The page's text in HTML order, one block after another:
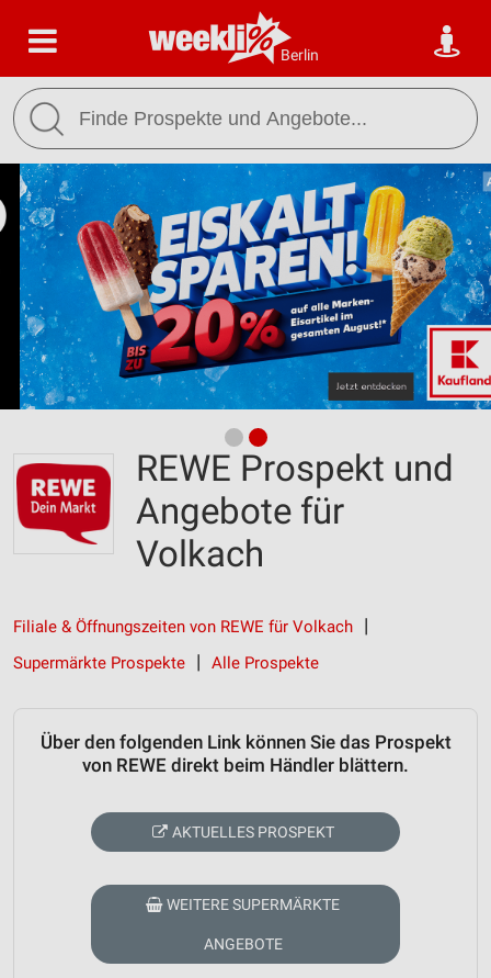
Berlin
REWE Prospekt und
Angebote für
Volkach
Filiale & Öffnungszeiten von REWE für Volkach
Supermärkte Prospekte
Alle Prospekte
Über den folgenden Link können Sie das Prospekt
von REWE direkt beim Händler blättern.
AKTUELLES PROSPEKT
WEITERE SUPERMÄRKTE
ANGEBOTE